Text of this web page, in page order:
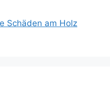
Schäden am Holz